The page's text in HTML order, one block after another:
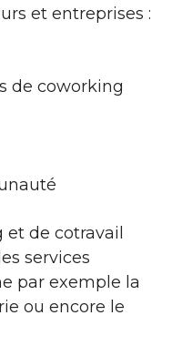
et entreprises :
de coworking
et de cotravail
services
par exemple la
ou encore le